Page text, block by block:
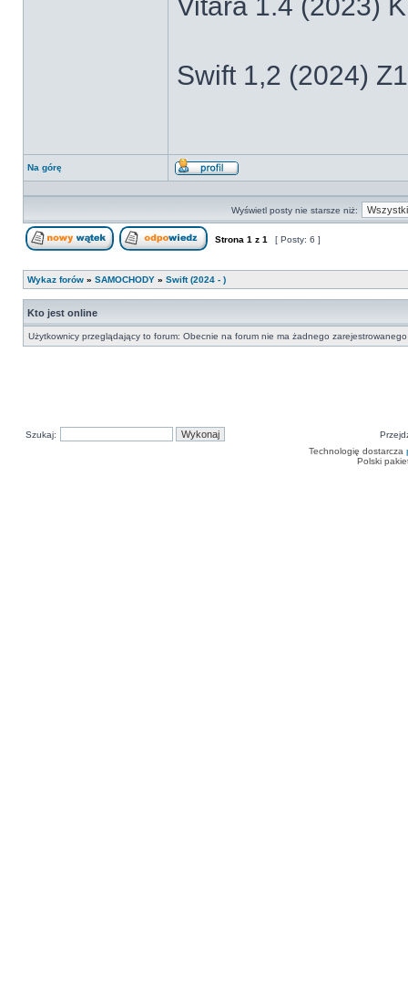
Swift 1,2 (2024)
Na górę
Wyświetl
Wyświetl posty nie starsze niż:
Strona 1 z 1 [ Posty: 6 ]
Wykaz forów » SAMOCHODY » Swift (2024 - )
Kto jest online
Użytkownicy przeglądający to forum: Obecnie na forum nie ma żadnego
Szukaj:
Technologię dostarcza
Polski